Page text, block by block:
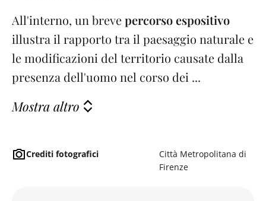
All'interno, un brevepercorso espositivo
illustra il rapporto tra il paesaggio naturale e
le modificazioni del territorio causate dalla
presenza dell'uomo nel corso dei ...
Mostra altro
Crediti fotografici
Città Metropolitana di
Firenze